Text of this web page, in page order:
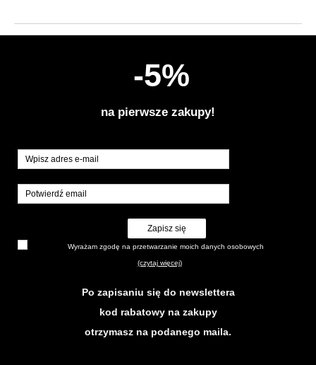
-5%
na pierwsze zakupy!
Zapisz się
Wyrażam zgodę na przetwarzanie moich danych osobowych
(czytaj więcej)
Po zapisaniu się do newslettera
kod rabatowy na zakupy
otrzymasz na podanego maila.